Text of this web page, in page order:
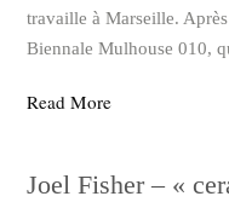
travaille à Marseille.
Biennale Mulhouse 010,
Read More
Joel Fisher – «